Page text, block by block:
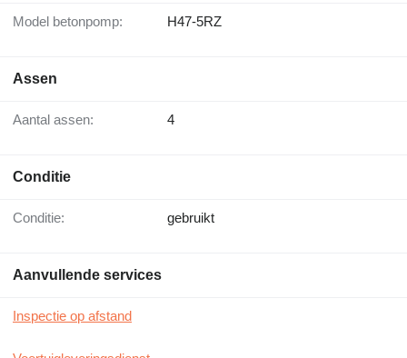
Model betonpomp: H47-5RZ
Assen
Aantal assen: 4
Conditie
Conditie: gebruikt
Aanvullende services
Inspectie op afstand